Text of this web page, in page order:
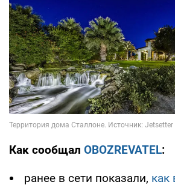
Как сообщал OBOZREVATEL:
ранее в сети показали, как